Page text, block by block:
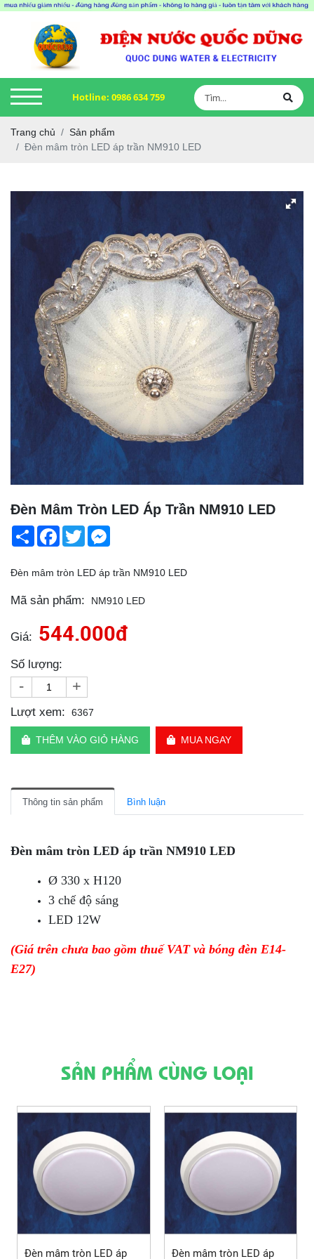
Hotline: 0986 634 759
Trang chủ
Sản phẩm
Đèn mâm tròn LED áp trần NM910 LED
Đèn Mâm Tròn LED Áp Trần NM910 LED
Share Facebook
Twitter
Đèn mâm tròn LED áp trần NM910 LED
Mã sản phẩm: NM910 LED
Giá: 544.000đ
Số lượng:
- +
Lượt xem: 6367
THÊM VÀO GIỎ HÀNG MUA NGAY
Thông tin sản phẩm Bình luận
Đèn mâm tròn LED áp trần NM910 LED
Ø 330 x H120
3 chế độ sáng
LED 12W
(Giá trên chưa bao gồm thuế VAT và bóng đèn E14-
E27)
SẢN PHẨM CÙNG LOẠI
Đèn mâm tròn LED áp Đèn mâm tròn LED áp